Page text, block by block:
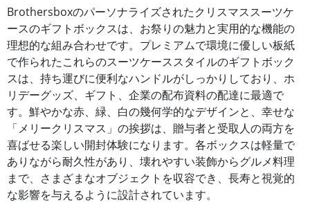
Brothersboxのパーソナライズされたクリスマススーツケ
ースのギフトボックスは、お祭りの魅力と実用的な機能の
理想的な組み合わせです。プレミアムで環境に優しい板紙
で作られたこれらのスーツケーススタイルのギフトボック
スは、持ち運びに便利なハンドルがしっかりしており、ホ
リデーグッズ、ギフト、企業の配布資料の配達に最適で
す。鮮やかな赤、緑、白の幾何学的なデザインと、幸せな
「メリークリスマス」の挨拶は、贈与者と受取人の両方を
喜ばせる楽しい開封体験になります。各ボックスは軽量で
ありながら耐久性があり、壊れやすい装飾からグルメ料理
まで、さまざまなオブジェクトを収容でき、長寿と視覚的
な影響を与えるように設計されています。